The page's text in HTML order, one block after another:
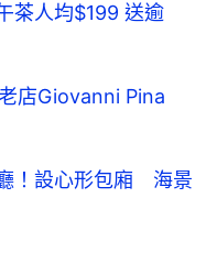
茶人均$199 送逾
店Giovanni Pina
！設心形包廂 海景